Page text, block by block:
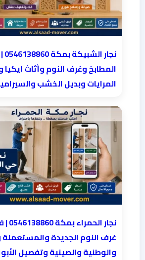
المطابخ وغرف النوم وأثاث
المرايات وبديل الخشب
غرف النوم الجديدة والمستعملة
والوطنية والصينية وتفصيل